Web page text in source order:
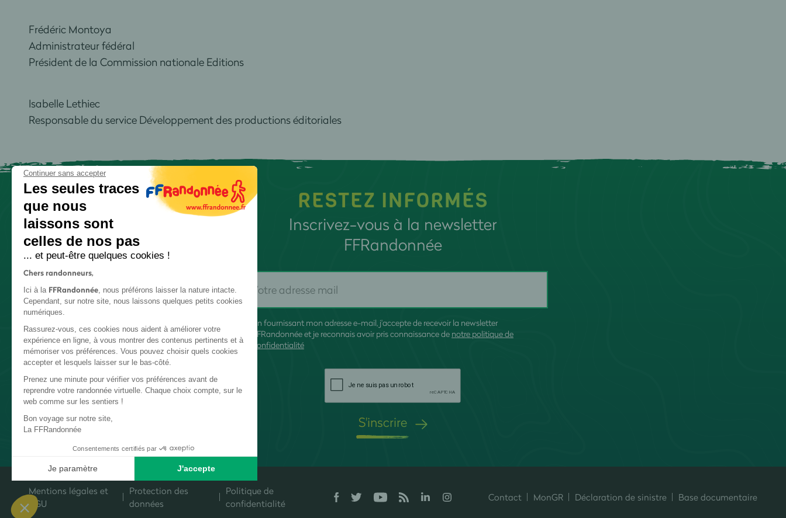
Frédéric Montoya
Administrateur fédéral
Président de la Commission nationale Editions
Isabelle Lethiec
Responsable du service Développement des productions éditoriales
RESTEZ INFORMÉS
Inscrivez-vous à la newsletter
FFRandonnée
En fournissant mon adresse e-mail, j'accepte de recevoir la newsletter
FFRandonnée et je reconnais avoir pris connaissance de notre politique de
confidentialité
S'inscrire
Mentions légales et
CGU
Protection des
données
Politique de
confidentialité
Contact MonGR Déclaration de sinistre Base documentaire
Continuer sans accepter
Les seules traces
que nous
laissons sont
celles de nos pas
... et peut-être quelques cookies !
Chers randonneurs,
Ici à la FFRandonnée, nous préférons laisser la nature intacte.
Cependant, sur notre site, nous laissons quelques petits cookies
numériques.
Rassurez-vous, ces cookies nous aident à améliorer votre
expérience en ligne, à vous montrer des contenus pertinents et à
mémoriser vos préférences. Vous pouvez choisir quels cookies
accepter et lesquels laisser sur le bas-côté.
Prenez une minute pour vérifier vos préférences avant de
reprendre votre randonnée virtuelle. Chaque choix compte, sur le
web comme sur les sentiers !
Bon voyage sur notre site,
La FFRandonnée
Consentements certifiés par
Je paramètre
J'accepte
Axeptio consent
Plateforme de Gestion du Consentement : Personnalisez vos Options
Notre plateforme vous permet d'adapter et de gérer vos paramètres de confidentialité, en garantissant la conformité avec les réglementations. Personnalisez vos préférences pour contrôler la manière dont vos